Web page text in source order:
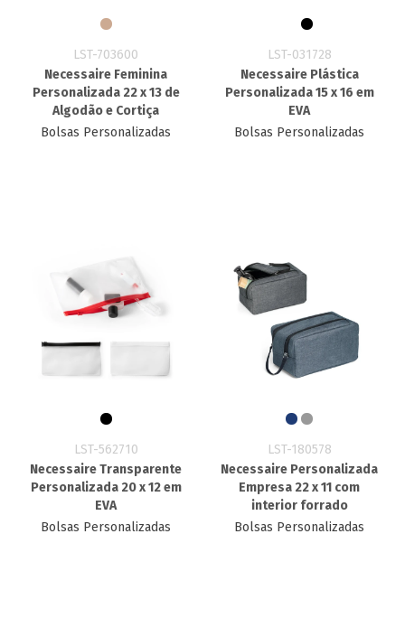
LST-703600
Necessaire Feminina
Personalizada 22 x 13 de
Algodão e Cortiça
Bolsas Personalizadas
LST-031728
Necessaire Plástica
Personalizada 15 x 16 em
EVA
Bolsas Personalizadas
LST-562710
Necessaire Transparente
Personalizada 20 x 12 em
EVA
Bolsas Personalizadas
LST-180578
Necessaire Personalizada
Empresa 22 x 11 com
interior forrado
Bolsas Personalizadas